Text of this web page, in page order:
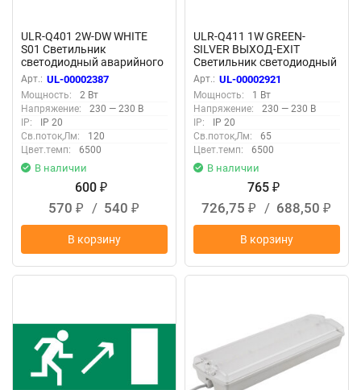
ULR-Q401 2W-DW WHITE
S01 Светильник
светодиодный аварийного
освещения ВЫХОД,
Дневной свет 6500K,
Встроенный аккумулятор
AC-DС, Корпус белый.
Арт.: UL-00002387
Мощность:
2 Вт
Напряжение:
230 — 230 В
IP:
IP 20
Св.поток,Лм:
120
Цвет.темп:
6500
В наличии
600 ₽
570 ₽ / 540 ₽
В корзину
ULR-Q411 1W GREEN-
SILVER ВЫХОД-EXIT
Светильник светодиодный
аварийного освещения с
встроенным
аккумулятором, AC-DС,
Дневной свет 6500K,
Корпус серебристый.
Арт.: UL-00002921
Мощность:
1 Вт
Напряжение:
230 — 230 В
IP:
IP 20
Св.поток,Лм:
65
Цвет.темп:
6500
В наличии
765 ₽
726,75 ₽ / 688,50 ₽
В корзину